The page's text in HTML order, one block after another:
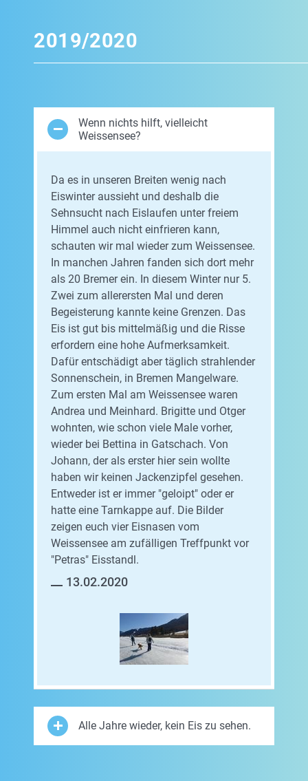
2019/2020
Wenn nichts hilft, vielleicht
Weissensee?
Da es in unseren Breiten wenig nach
Eiswinter aussieht und deshalb die
Sehnsucht nach Eislaufen unter freiem
Himmel auch nicht einfrieren kann,
schauten wir mal wieder zum Weissensee.
In manchen Jahren fanden sich dort mehr
als 20 Bremer ein. In diesem Winter nur 5.
Zwei zum allerersten Mal und deren
Begeisterung kannte keine Grenzen. Das
Eis ist gut bis mittelmäßig und die Risse
erfordern eine hohe Aufmerksamkeit.
Dafür entschädigt aber täglich strahlender
Sonnenschein, in Bremen Mangelware.
Zum ersten Mal am Weissensee waren
Andrea und Meinhard. Brigitte und Otger
wohnten, wie schon viele Male vorher,
wieder bei Bettina in Gatschach. Von
Johann, der als erster hier sein wollte
haben wir keinen Jackenzipfel gesehen.
Entweder ist er immer "geloipt" oder er
hatte eine Tarnkappe auf. Die Bilder
zeigen euch vier Eisnasen vom
Weissensee am zufälligen Treffpunkt vor
"Petras" Eisstandl.
13.02.2020
Alle Jahre wieder, kein Eis zu sehen.